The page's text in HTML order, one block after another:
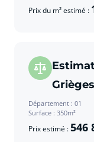
Prix du m² estimé :
Grièges
Département : 01
Surface : 350m²
Prix estimé :546